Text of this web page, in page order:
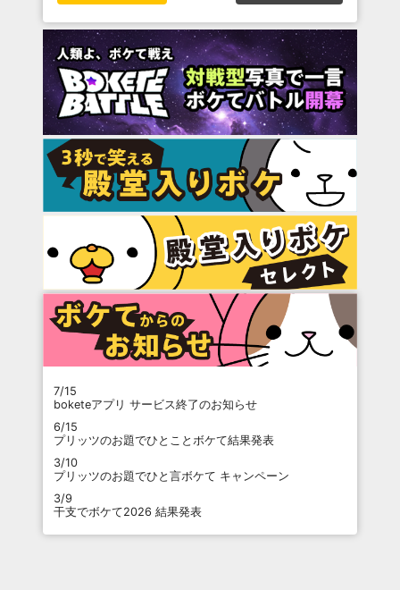
7/15
boketeアプリ サービス終了のお知らせ
6/15
プリッツのお題でひとことボケて結果発表
3/10
プリッツのお題でひと言ボケて キャンペーン
3/9
干支でボケて2026 結果発表